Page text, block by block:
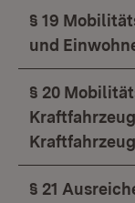
§ 19
und
§ 20
§ 21